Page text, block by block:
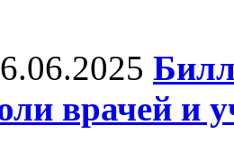
врачей и